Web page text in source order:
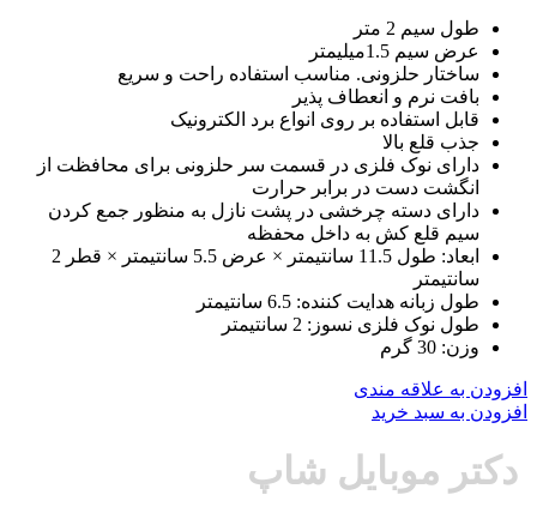
طول سیم 2 متر
عرض سیم 1.5میلیمتر
ساختار حلزونی. مناسب استفاده راحت و سریع
بافت نرم و انعطاف پذیر
قابل استفاده بر روی انواع برد الکترونیک
جذب قلع بالا
دارای نوک فلزی در قسمت سر حلزونی برای محافظت از
انگشت دست در برابر حرارت
دارای دسته چرخشی در پشت نازل به منظور جمع کردن
سیم قلع کش به داخل محفظه
ابعاد: طول 11.5 سانتیمتر × عرض 5.5 سانتیمتر × قطر 2
سانتیمتر
طول زبانه هدایت کننده: 6.5 سانتیمتر
طول نوک فلزی نسوز: 2 سانتیمتر
وزن: 30 گرم
افزودن به علاقه مندی
افزودن به سبد خرید
دکتر موبایل شاپ